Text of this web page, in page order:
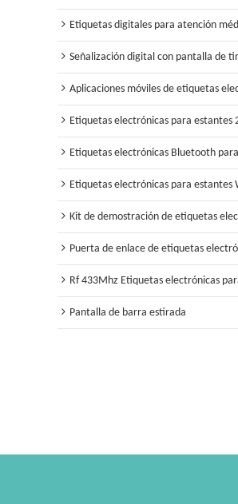
Etiquetas digitales para atención médica/
Señalización digital con pantalla de tinta
Aplicaciones móviles de etiquetas electrónicas para
Etiquetas electrónicas para estantes
Etiquetas electrónicas Bluetooth para
Etiquetas electrónicas para estantes
Kit de demostración de etiquetas electrónicas para
Puerta de enlace de etiquetas electrónicas para
Rf 433Mhz Etiquetas electrónicas para
Pantalla de barra estirada